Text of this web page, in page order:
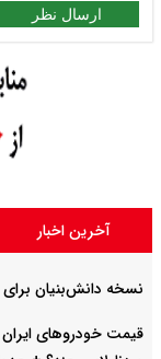
ارسال نظر
آخرین اخبار
نسخه دانش‌بنیان برای